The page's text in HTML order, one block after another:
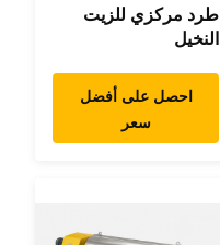
طرد مركزي للزيت
النخيل
احصل على أفضل
سعر